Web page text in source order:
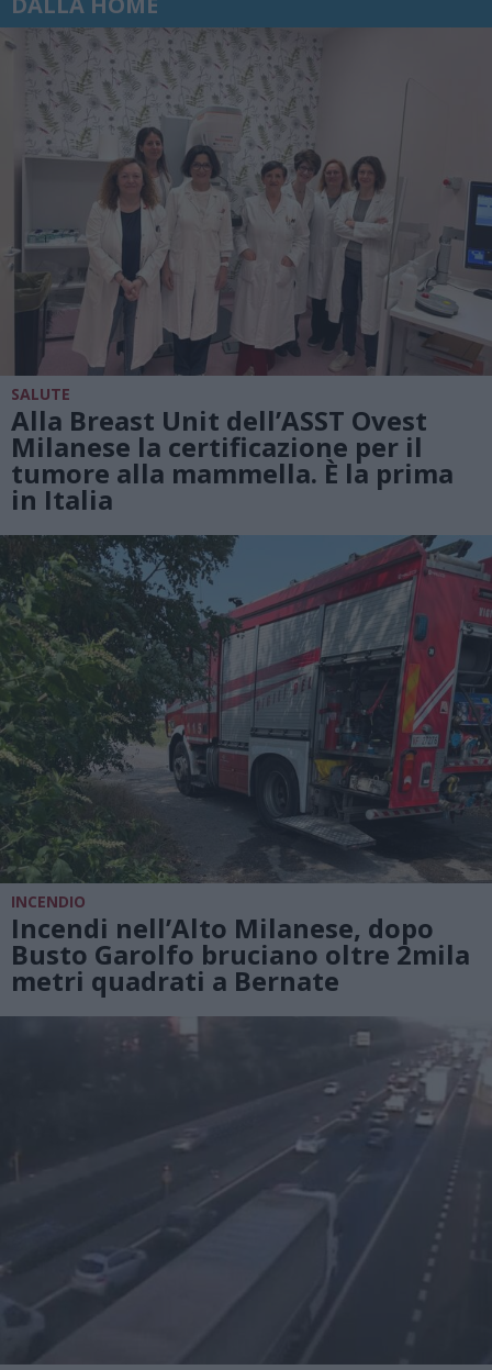
SALUTE
Alla Breast Unit dell’ASST Ovest
Milanese la certificazione per il
tumore alla mammella. È la prima
in Italia
INCENDIO
Incendi nell’Alto Milanese, dopo
Busto Garolfo bruciano oltre 2mila
metri quadrati a Bernate